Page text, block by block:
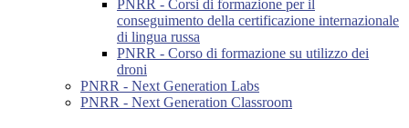
PNRR - Corsi di formazione per il
conseguimento della certificazione internazionale
di lingua russa
PNRR - Corso di formazione su utilizzo dei
droni
PNRR - Next Generation Labs
PNRR - Next Generation Classroom